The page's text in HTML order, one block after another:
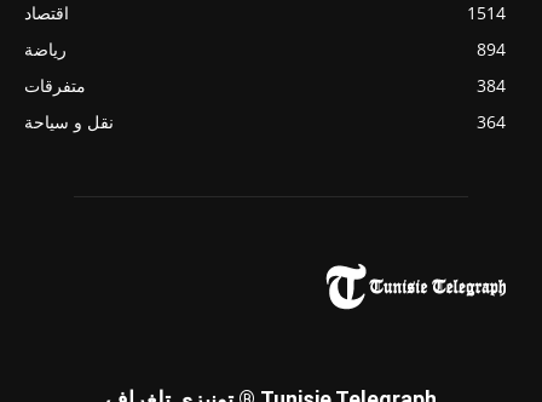
اقتصاد
1514
رياضة
894
متفرقات
384
نقل و سياحة
364